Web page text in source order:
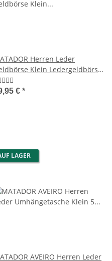
Herren Leder
Klein Ledergeldbörse
RFID
€ *
LAGER
AVEIRO Herren Leder
Leder Umhängetasche
Tablettasche 2 Farben